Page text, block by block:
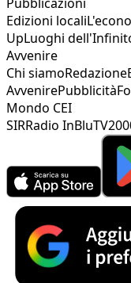
Edizioni locali
UpLuoghi
Avvenire
Chi siamoRedazione
AvvenirePubblicità
Mondo CEI
SIRRadio InBlu